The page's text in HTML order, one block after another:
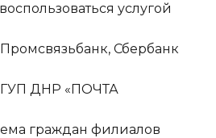
услугой
Сбербанк
ГУП ДНР «ПОЧТА
граждан филиалов